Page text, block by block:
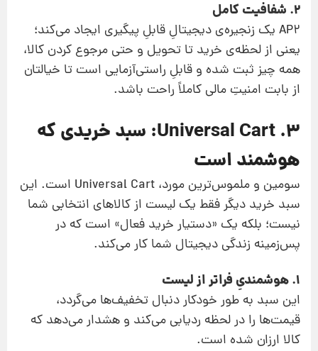
2. شفافیت کامل
AP2 یک زنجیره‌ی دیجیتالِ قابلِ پیگیری ایجاد می‌کند؛
یعنی از لحظه‌ی خرید تا تحویل و حتی مرجوع کردن کالا،
همه چیز ثبت شده و قابلِ راستی‌آزمایی است تا خیالتان
از بابت امنیتِ مالی کاملاً راحت باشد.
۳. Universal Cart: سبد خریدی که
هوشمند است
سومین و ملموس‌ترین مورد، Universal Cart است. این
سبد خرید دیگر فقط یک لیست از کالاهای انتخابی شما
نیست؛ بلکه یک «دستیار خرید فعال» است که در
پس‌زمینه زندگی دیجیتال شما کار می‌کند.
1. هوشمندیِ فراتر از لیست
این سبد به طور خودکار دنبال تخفیف‌ها می‌گردد،
قیمت‌ها را در لحظه ردیابی می‌کند و هشدار می‌دهد که
کالا ارزان شده است.